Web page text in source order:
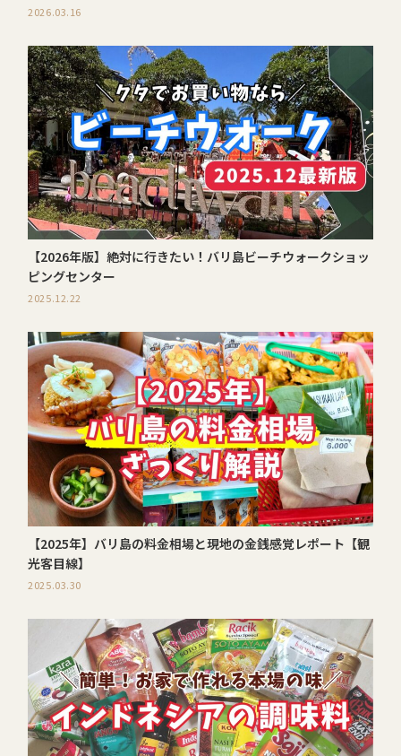
2026.03.16
【2026年版】絶対に行きたい！バリ島ビーチウォークショッ
ピングセンター
2025.12.22
【2025年】バリ島の料金相場と現地の金銭感覚レポート【観
光客目線】
2025.03.30